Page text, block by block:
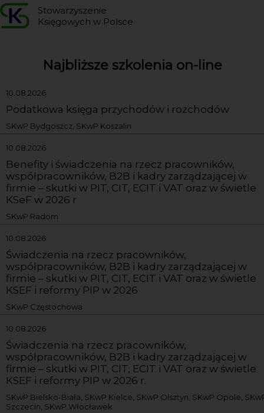
Stowarzyszenie
Księgowych w Polsce
Najbliższe szkolenia on-line
10.08.2026
Podatkowa księga przychodów i rozchodów
SKwP Bydgoszcz, SKwP Koszalin
10.08.2026
Benefity i świadczenia na rzecz pracowników,
współpracowników, B2B i kadry zarządzającej w
firmie – skutki w PIT, CIT, ECIT i VAT oraz w świetle
KSeF w 2026 r
SKwP Radom
10.08.2026
Świadczenia na rzecz pracowników,
współpracowników, B2B i kadry zarządzającej w
firmie – skutki w PIT, CIT, ECIT i VAT oraz w świetle
KSEF i reformy PIP w 2026
SKwP Częstochowa
10.08.2026
Świadczenia na rzecz pracowników,
współpracowników, B2B i kadry zarządzającej w
firmie – skutki w PIT, CIT, ECIT i VAT oraz w świetle
KSEF i reformy PIP w 2026 r.
SKwP Bielsko-Biała, SKwP Kielce, SKwP Olsztyn, SKwP Opole,
Szczecin, SKwP Włocławek